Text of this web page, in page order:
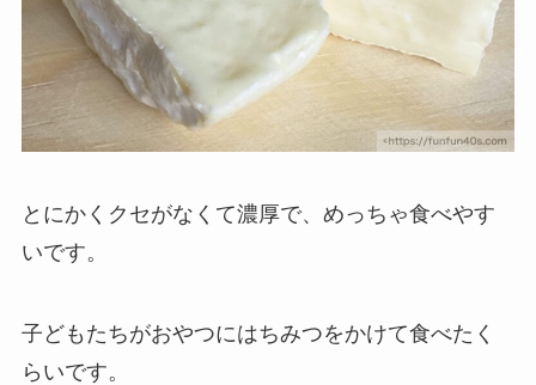
とにかくクセがなくて濃厚で、めっちゃ食べやす
いです。
子どもたちがおやつにはちみつをかけて食べたく
らいです。